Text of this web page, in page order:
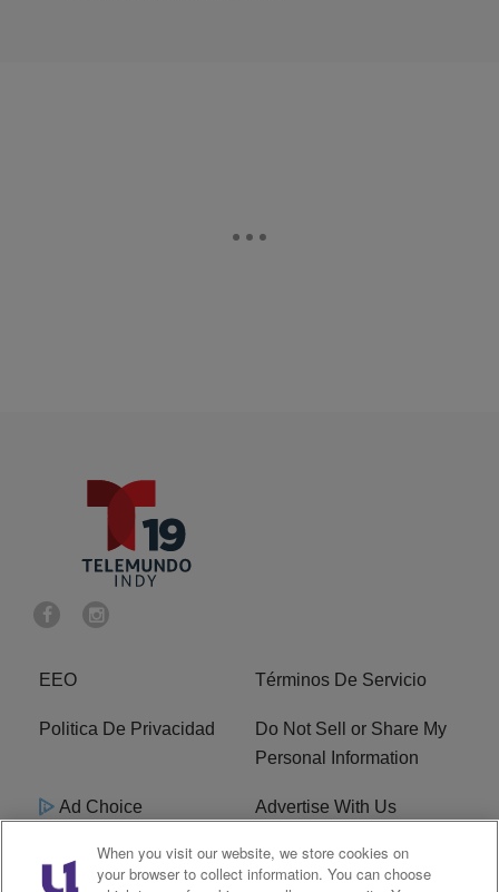
EEO Términos De Servicio
Politica De Privacidad
Do Not Sell or Share My
Personal Information
Ad Choice Advertise With Us
Terms of Service R1 Digital
When you visit our website, we store cookies on
your browser to collect information. You can choose